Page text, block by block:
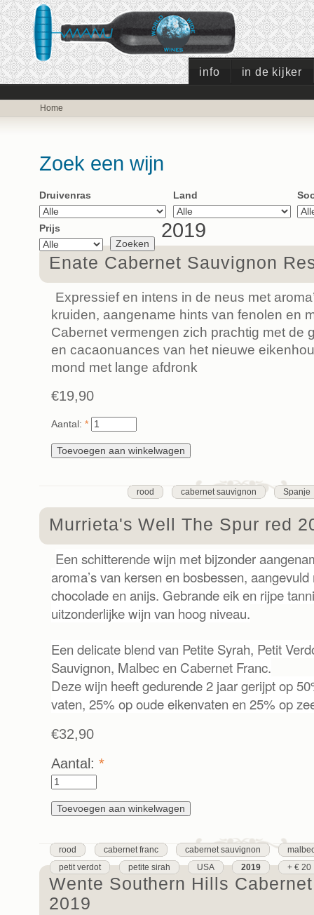
info in de kijker
Home
Zoek een wijn
Druivenras Land
Prijs 2019
Enate Cabernet Sauvignon
Expressief en intens in de neus met
kruiden, aangename hints van fenolen en
Cabernet vermengen zich prachtig met de
en cacaonuances van het nieuwe
mond met lange afdronk
€19,90
Aantal: *
rood cabernet sauvignon Spanje
Murrieta's Well The Spur red
Een schitterende wijn met bijzonder
aroma’s van kersen en bosbessen,
chocolade en anijs. Gebrande eik en rijpe
uitzonderlijke wijn van hoog niveau.
Een delicate blend van Petite Syrah, Petit
Sauvignon, Malbec en Cabernet Franc.
Deze wijn heeft gedurende 2 jaar gerijpt op
vaten, 25% op oude eikenvaten en 25% op
€32,90
Aantal: *
rood cabernet franc cabernet sauvignon
petit verdot
petite sirah USA 2019 + € 20
Wente Southern Hills
2019